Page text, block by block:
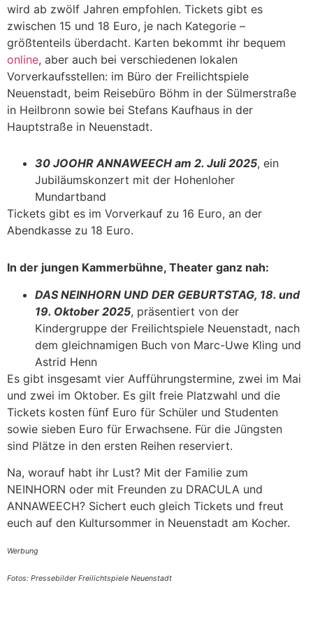
wird ab zwölf Jahren empfohlen. Tickets gibt es
zwischen 15 und 18 Euro, je nach Kategorie –
größtenteils überdacht. Karten bekommt ihr bequem
online, aber auch bei verschiedenen lokalen
Vorverkaufsstellen: im Büro der Freilichtspiele
Neuenstadt, beim Reisebüro Böhm in der Sülmerstraße
in Heilbronn sowie bei Stefans Kaufhaus in der
Hauptstraße in Neuenstadt.
30 JOOHR ANNAWEECH am 2. Juli 2025, ein
Jubiläumskonzert mit der Hohenloher
Mundartband
Tickets gibt es im Vorverkauf zu 16 Euro, an der
Abendkasse zu 18 Euro.
In der jungen Kammerbühne, Theater ganz nah:
DAS NEINHORN UND DER GEBURTSTAG, 18. und
19. Oktober 2025, präsentiert von der
Kindergruppe der Freilichtspiele Neuenstadt, nach
dem gleichnamigen Buch von Marc-Uwe Kling und
Astrid Henn
Es gibt insgesamt vier Aufführungstermine, zwei im Mai
und zwei im Oktober. Es gilt freie Platzwahl und die
Tickets kosten fünf Euro für Schüler und Studenten
sowie sieben Euro für Erwachsene. Für die Jüngsten
sind Plätze in den ersten Reihen reserviert.
Na, worauf habt ihr Lust? Mit der Familie zum
NEINHORN oder mit Freunden zu DRACULA und
ANNAWEECH? Sichert euch gleich Tickets und freut
euch auf den Kultursommer in Neuenstadt am Kocher.
Werbung
Fotos: Pressebilder Freilichtspiele Neuenstadt